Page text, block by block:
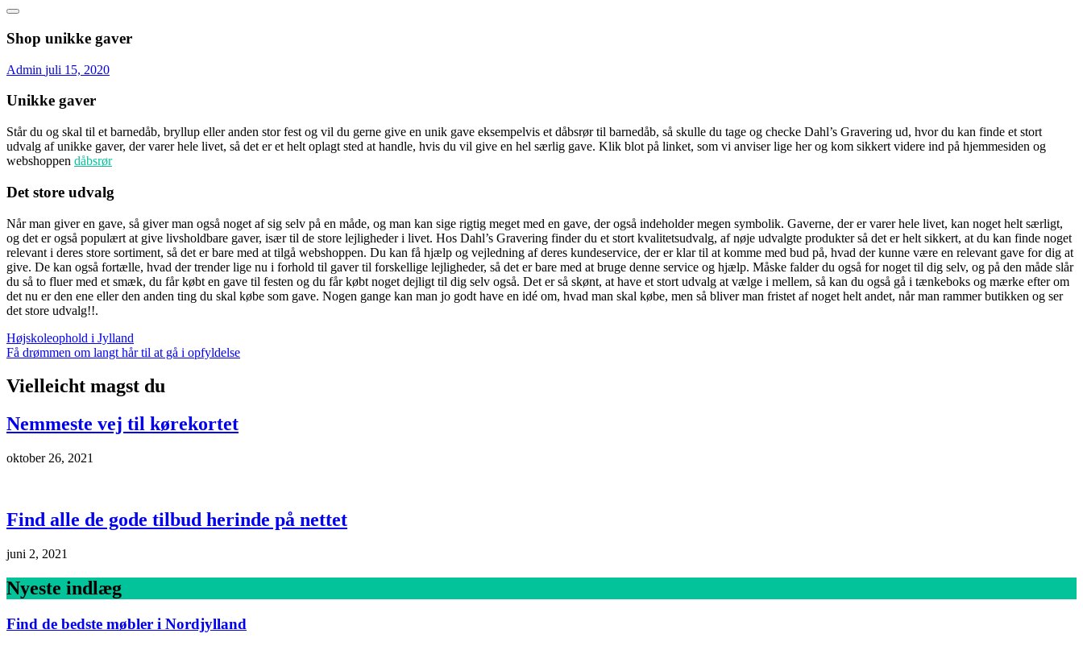
Shop unikke gaver
Admin juli 15, 2020
Unikke gaver
Står du og skal til et barnedåb, bryllup eller anden stor fest og vil du gerne give en unik gave eksempelvis et dåbsrør til barnedåb, så skulle du tage og checke Dahl’s Gravering ud, hvor du kan finde et stort
udvalg af unikke gaver, der varer hele livet, så det er et helt oplagt sted at handle, hvis du vil give en hel særlig gave. Klik blot på linket, som vi anviser lige her og kom sikkert videre ind på hjemmesiden og
webshoppen dåbsrør
Det store udvalg
Når man giver en gave, så giver man også noget af sig selv på en måde, og man kan sige rigtig meget med en gave, der også indeholder megen symbolik. Gaverne, der er varer hele livet, kan noget helt særligt,
og det er også populært at give livsholdbare gaver, især til de store lejligheder i livet. Hos Dahl’s Gravering finder du et stort kvalitetsudvalg, af nøje udvalgte produkter så det er helt sikkert, at du kan finde noget
relevant i deres store sortiment, så det er bare med at tilgå webshoppen. Du kan få hjælp og vejledning af deres kundeservice, der er klar til at komme med bud på, hvad der kunne være en relevant gave for dig at
give. De kan også fortælle, hvad der trender lige nu i forhold til gaver til forskellige lejligheder, så det er bare med at bruge denne service og hjælp. Måske falder du også for noget til dig selv, og på den måde slår
du så to fluer med et smæk, du får købt en gave til festen og du får købt noget dejligt til dig selv også. Det er så skønt, at have et stort udvalg at vælge i mellem, så kan du også gå i tænkeboks og mærke efter om
det nu er den ene eller den anden ting du skal købe som gave. Nogen gange kan man jo godt have en idé om, hvad man skal købe, men så bliver man fristet af noget helt andet, når man rammer butikken og ser
det store udvalg!!.
Indlægsnavigation
Højskoleophold i Jylland
Få drømmen om langt hår til at gå i opfyldelse
Vielleicht magst du
Nemmeste vej til kørekortet
oktober 26, 2021
Find alle de gode tilbud herinde på nettet
juni 2, 2021
Nyeste indlæg
Find de bedste møbler i Nordjylland